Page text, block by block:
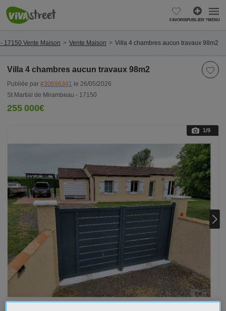
FAVORISPUBLIER ?MENU
17150 Vente Maison Vente Maison Villa 4 chambres aucun travaux 98m2
Villa 4 chambres aucun travaux 98m2
Publiée par #30696341 le 26/05/2026
St Martial de Mirambeau - 17150
255 000€
1/9